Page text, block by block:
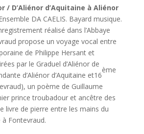
/ D’Aliénor d’Aquitaine à Aliénor
DA CAELIS. Bayard musique.
réalisé dans l’Abbaye
propose un voyage vocal entre
de Philippe Hersant et
par le Graduel d’Aliénor de
d’Aliénor d’Aquitaine et16
ème
un poème de Guillaume
prince troubadour et ancêtre des
livre de pierre entre les mains du
à Fontevraud.